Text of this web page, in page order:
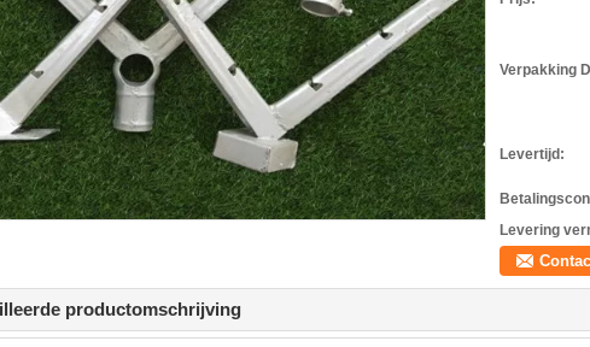
Verpakking
Levertijd:
Levering
productomschrijving